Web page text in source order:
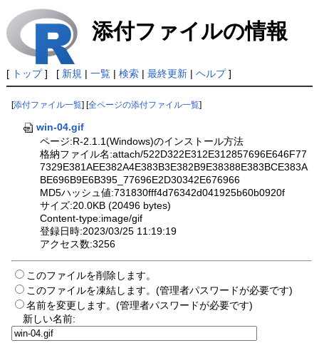
添付ファイルの情報
[ トップ] [ 新規 | 一覧| 検索| 最終更新| ヘルプ]
[添付ファイル一覧 ] [全ページの添付ファイル一覧
win-04.gif
ページ:R-2.1.1(Windows)のインストール方法
格納ファイル名:attach/522D322E312E312857696E646F77
7329E381AEE382A4E383B3E382B9E38388E383BCE383A
BE696B9E6B395_77696E2D30342E676966
MD5ハッシュ値:731830fff4d76342d041925b60b0920f
サイズ:20.0KB (20496 bytes)
Content-type:image/gif
登録日時:2023/03/25 11:19:19
アクセス数:3256
このファイルを削除します。
このファイルを凍結します。(管理者パスワードが必要です)
名前を変更します。(管理者パスワードが必要です)
新しい名前: